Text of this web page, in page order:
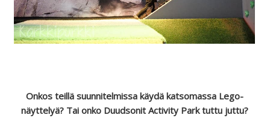
Onkos teillä suunnitelmissa käydä katsomassa Lego-
näyttelyä? Tai onko Duudsonit Activity Park tuttu juttu?